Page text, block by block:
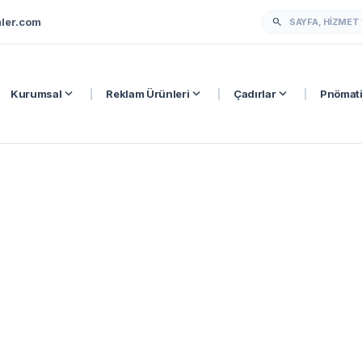
search
Kurumsal expand_more Reklam Ürünleri expand_more Çadırlarexpand_more